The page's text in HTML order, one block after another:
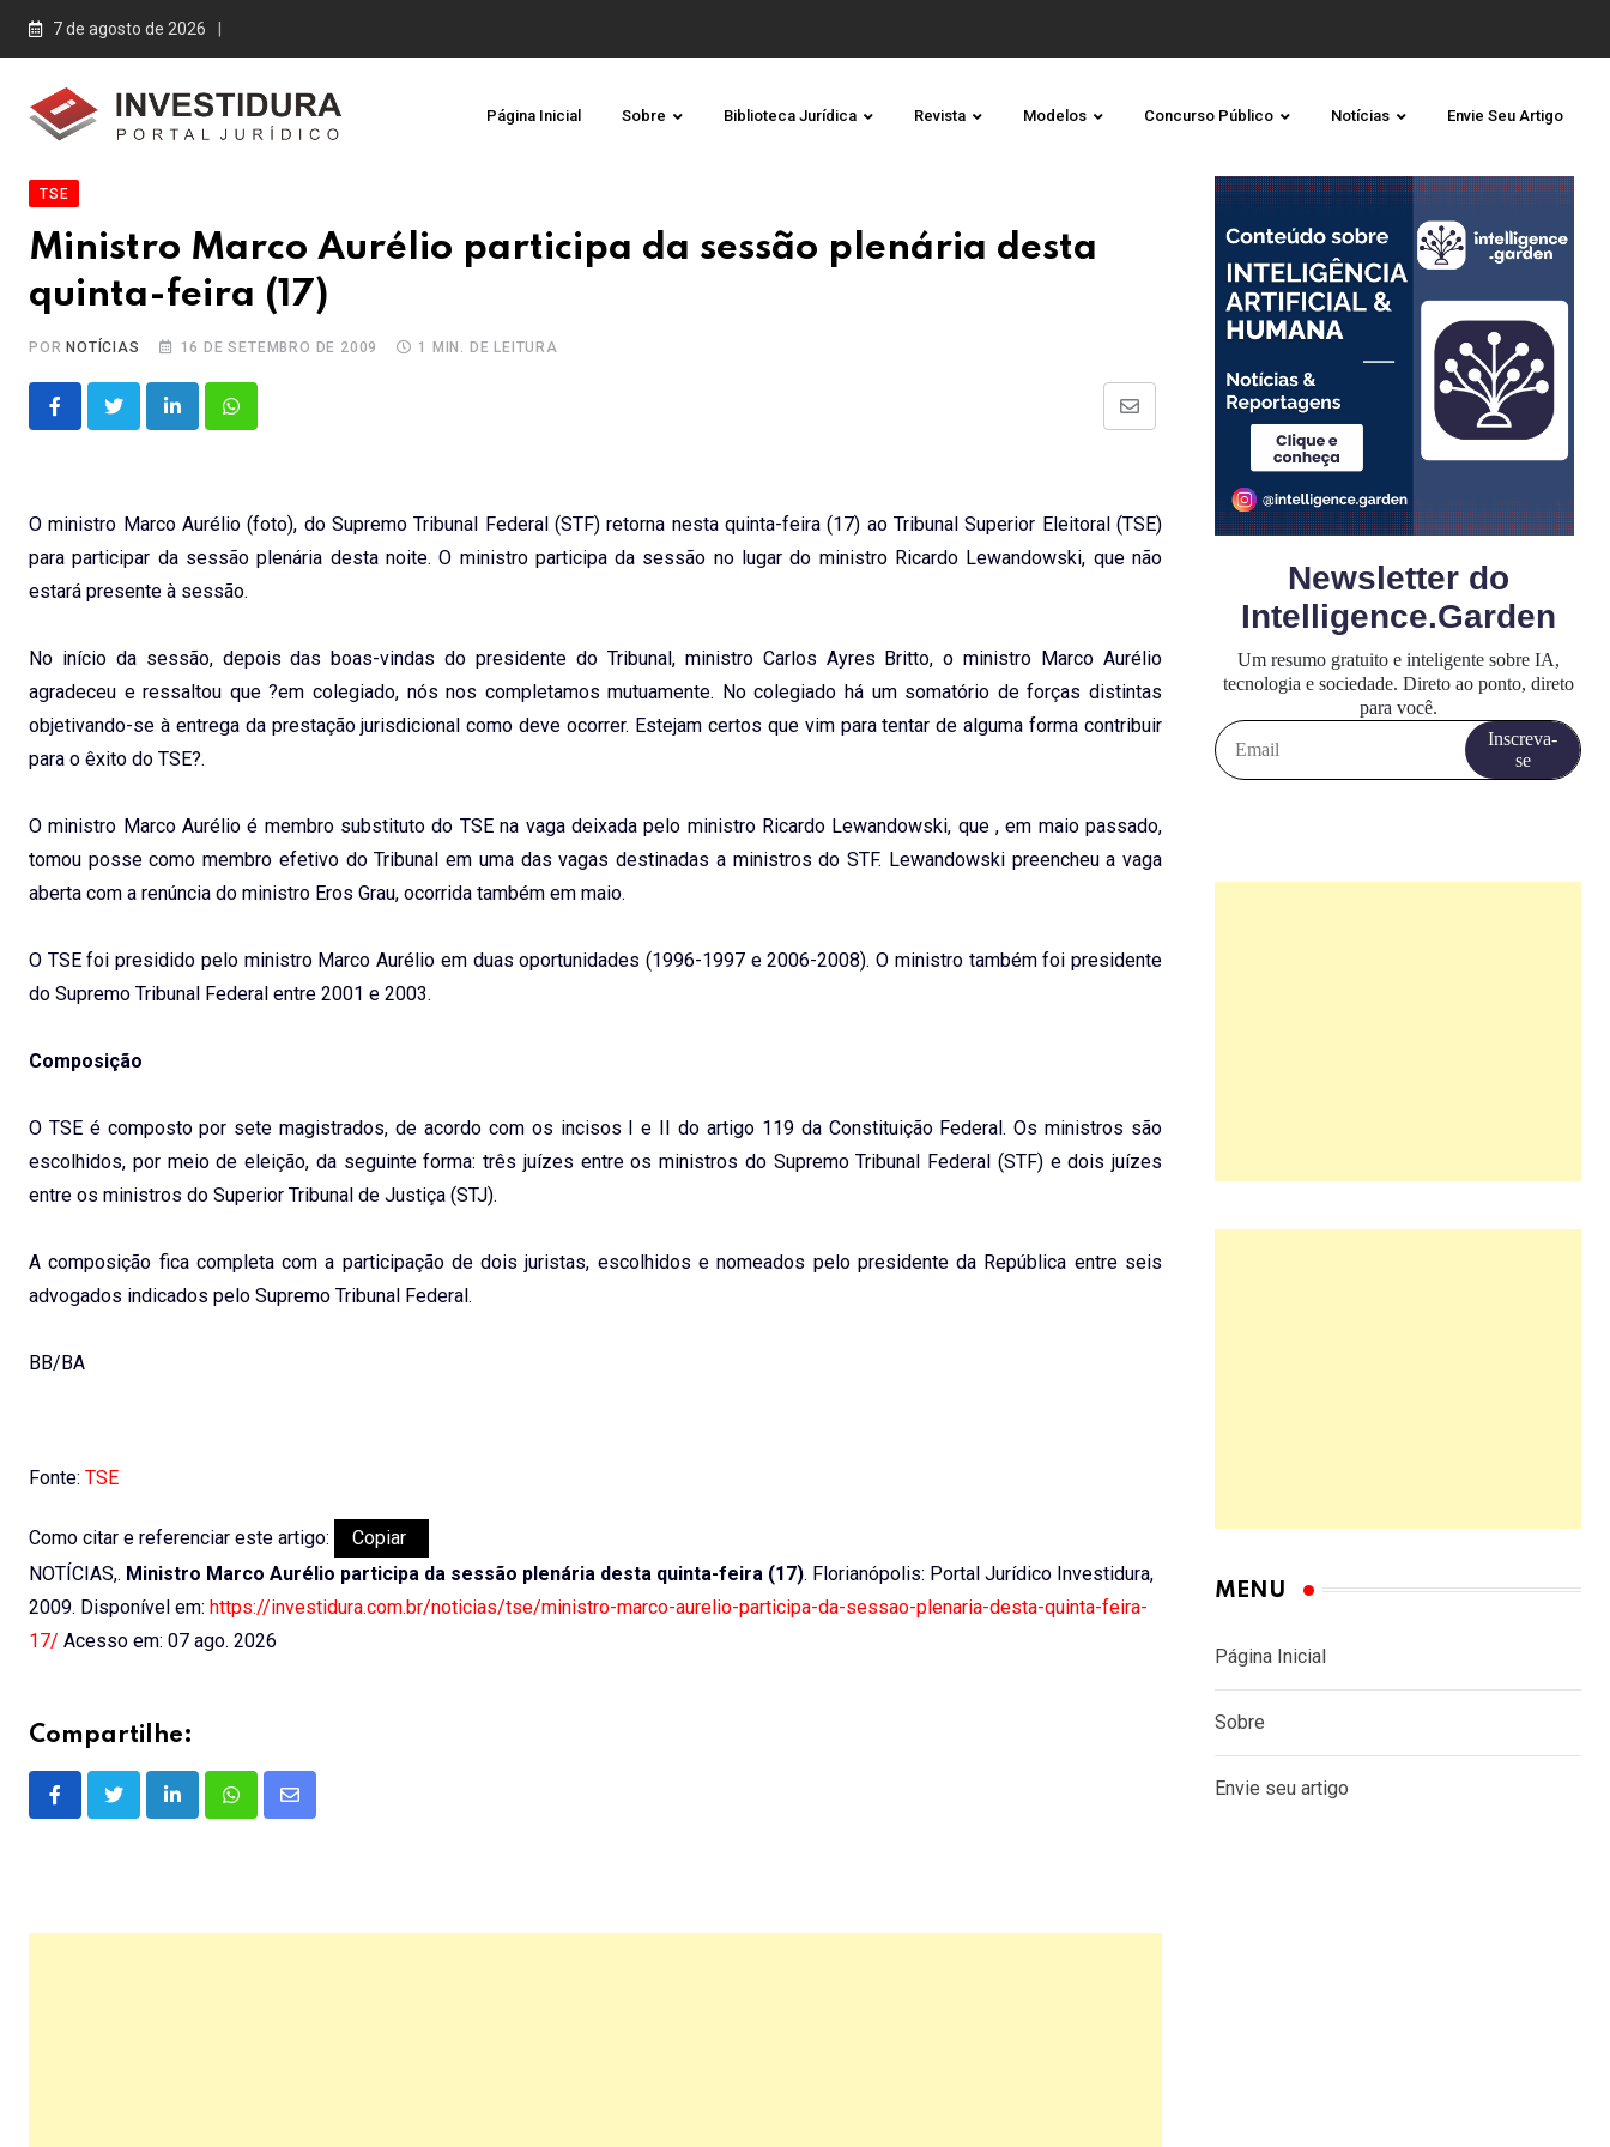
Skip
7 de agosto de 2026
Página Inicial Sobre Biblioteca Jurídica Revista Modelos Concurso Público Notícias Envie Seu Artigo
TSE
Ministro Marco Aurélio participa da sessão plenária desta
quinta-feira (17)
PORNOTÍCIAS 16 DE SETEMBRO DE 2009 1 MIN. DE LEITURA
LinkedInWhatsapp
Share
O ministro Marco Aurélio (foto), do Supremo Tribunal Federal (STF) retorna nesta quinta-feira (17) ao Tribunal Superior Eleitoral (TSE)
para participar da sessão plenária desta noite. O ministro participa da sessão no lugar do ministro Ricardo Lewandowski, que não
estará presente à sessão.
No início da sessão, depois das boas-vindas do presidente do Tribunal, ministro Carlos Ayres Britto, o ministro Marco Aurélio
agradeceu e ressaltou que ?em colegiado, nós nos completamos mutuamente. No colegiado há um somatório de forças distintas
objetivando-se à entrega da prestação jurisdicional como deve ocorrer. Estejam certos que vim para tentar de alguma forma contribuir
para o êxito do TSE?.
O ministro Marco Aurélio é membro substituto do TSE na vaga deixada pelo ministro Ricardo Lewandowski, que , em maio passado,
tomou posse como membro efetivo do Tribunal em uma das vagas destinadas a ministros do STF. Lewandowski preencheu a vaga
aberta com a renúncia do ministro Eros Grau, ocorrida também em maio.
O TSE foi presidido pelo ministro Marco Aurélio em duas oportunidades (1996-1997 e 2006-2008). O ministro também foi presidente
do Supremo Tribunal Federal entre 2001 e 2003.
Composição
O TSE é composto por sete magistrados, de acordo com os incisos I e II do artigo 119 da Constituição Federal. Os ministros são
escolhidos, por meio de eleição, da seguinte forma: três juízes entre os ministros do Supremo Tribunal Federal (STF) e dois juízes
entre os ministros do Superior Tribunal de Justiça (STJ).
A composição fica completa com a participação de dois juristas, escolhidos e nomeados pelo presidente da República entre seis
advogados indicados pelo Supremo Tribunal Federal.
BB/BA
Fonte: TSE
Como citar e referenciar este artigo:
Copiar
NOTÍCIAS,. Ministro Marco Aurélio participa da sessão plenária desta quinta-feira (17). Florianópolis: Portal Jurídico Investidura,
2009. Disponível em: https://investidura.com.br/noticias/tse/ministro-marco-aurelio-participa-da-sessao-plenaria-desta-quinta-feira-
17/ Acesso em: 07 ago. 2026
Compartilhe:
LinkedInWhatsappShare
MENU
Página Inicial
Sobre
Envie seu artigo